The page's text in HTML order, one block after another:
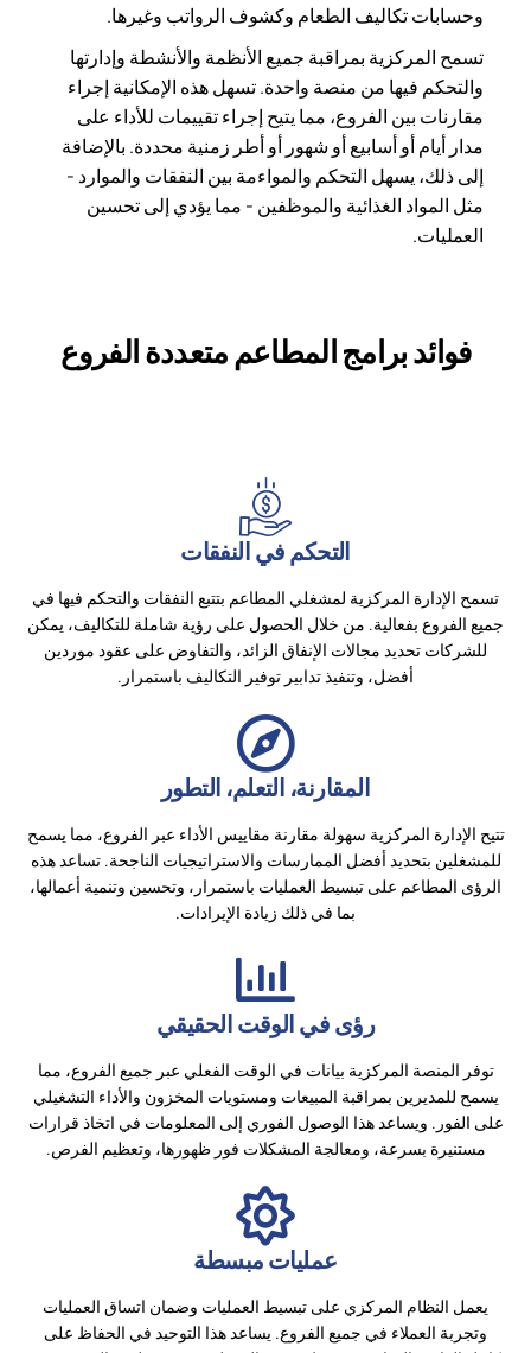
وحسابات تكاليف الطعام وكشوف الرواتب وغيرها.
تسمح المركزية بمراقبة جميع الأنظمة والأنشطة وإدارتها
والتحكم فيها من منصة واحدة. تسهل هذه الإمكانية إجراء
مقارنات بين الفروع، مما يتيح إجراء تقييمات للأداء على
مدار أيام أو أسابيع أو شهور أو أطر زمنية محددة. بالإضافة
إلى ذلك، يسهل التحكم والمواءمة بين النفقات والموارد -
مثل المواد الغذائية والموظفين - مما يؤدي إلى تحسين
العمليات.
فوائد برامج المطاعم متعددة الفروع
التحكم في النفقات
تسمح الإدارة المركزية لمشغلي المطاعم بتتبع النفقات والتحكم فيها في
جميع الفروع بفعالية. من خلال الحصول على رؤية شاملة للتكاليف، يمكن
للشركات تحديد مجالات الإنفاق الزائد، والتفاوض على عقود موردين
أفضل، وتنفيذ تدابير توفير التكاليف باستمرار.
المقارنة، التعلم، التطور
تتيح الإدارة المركزية سهولة مقارنة مقاييس الأداء عبر الفروع، مما يسمح
للمشغلين بتحديد أفضل الممارسات والاستراتيجيات الناجحة. تساعد هذه
الرؤى المطاعم على تبسيط العمليات باستمرار، وتحسين وتنمية أعمالها،
بما في ذلك زيادة الإيرادات.
رؤى في الوقت الحقيقي
توفر المنصة المركزية بيانات في الوقت الفعلي عبر جميع الفروع، مما
يسمح للمديرين بمراقبة المبيعات ومستويات المخزون والأداء التشغيلي
على الفور. ويساعد هذا الوصول الفوري إلى المعلومات في اتخاذ قرارات
مستنيرة بسرعة، ومعالجة المشكلات فور ظهورها، وتعظيم الفرص.
عمليات مبسطة
يعمل النظام المركزي على تبسيط العمليات وضمان اتساق العمليات
وتجربة العملاء في جميع الفروع. يساعد هذا التوحيد في الحفاظ على